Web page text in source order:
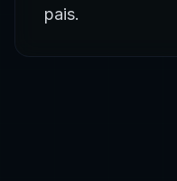
pais.